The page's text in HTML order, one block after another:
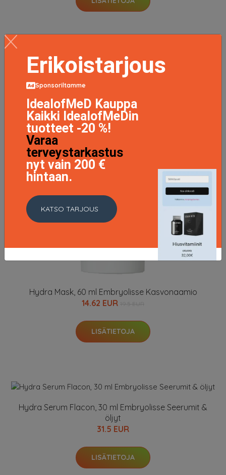
Hydra Mask, 60 ml Embryolisse Kasvonaamio
14.62 EUR
LISÄTIETOJA
Hydra Serum Flacon, 30 ml Embryolisse Seerumit &
öljyt
31.5 EUR
LISÄTIETOJA
Erikoistarjous
Sponsoriltamme
IdealofMeD Kauppa
Kaikki IdealofMeDin
tuotteet -20 %!
Varaa
terveystarkastus
nyt vain 200 €
hintaan.
KATSO TARJOUS